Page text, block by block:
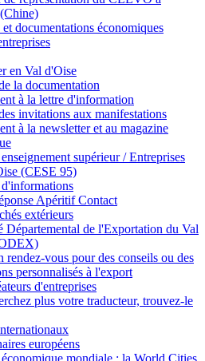
documentations économiques
en Val d'Oise
la documentation
à la lettre d'information
invitations aux manifestations
à la newsletter et au magazine
supérieur / Entreprises
(CESE 95)
Apéritif Contact
extérieurs
Départemental de l'Exportation du Val
rendez-vous pour des conseils ou des
personnalisés à l'export
d'entreprises
plus votre traducteur, trouvez-le
européens
mondiale : la World Cities